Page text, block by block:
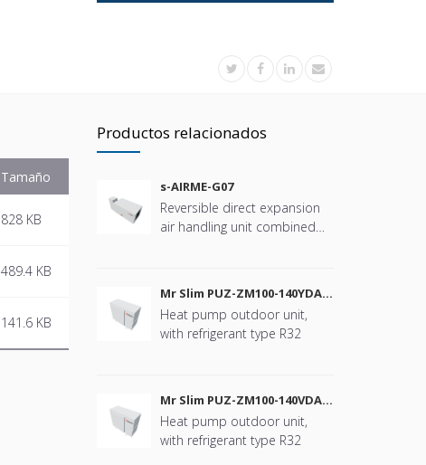
Tamaño
828 KB
489.4 KB
141.6 KB
Productos relacionados
s-AIRME-G07
Reversible direct expansion
air handling unit combined
Mr Slim PUZ-ZM100-140YDA
(R32)
Heat pump outdoor unit,
with refrigerant type R32
Mr Slim PUZ-ZM100-140VDA
(R32)
Heat pump outdoor unit,
with refrigerant type R32